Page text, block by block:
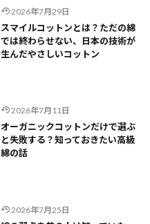
2026年7月29日
スマイルコットンとは？ただの綿
では終わらせない、日本の技術が
生んだやさしいコットン
2026年7月11日
オーガニックコットンだけで選ぶ
と失敗する？知っておきたい高級
綿の話
2026年7月25日